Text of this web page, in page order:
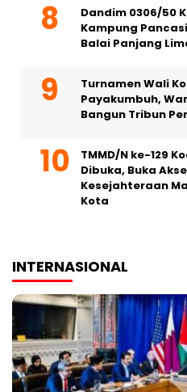
Dandim 0306/50
Kampung
Balai Panjang
Turnamen Wali
Payakumbuh,
Bangun Tribun
TMMD/N ke-129
Dibuka, Buka
Kesejahteraan
Kota
INTERNASIONAL